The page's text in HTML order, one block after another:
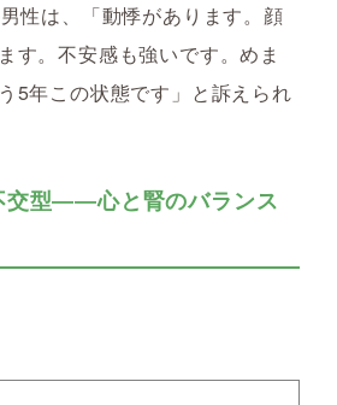
性は、「動悸があります。顔
す。不安感も強いです。めま
5年この状態です」と訴えられ
交型――心と腎のバランス